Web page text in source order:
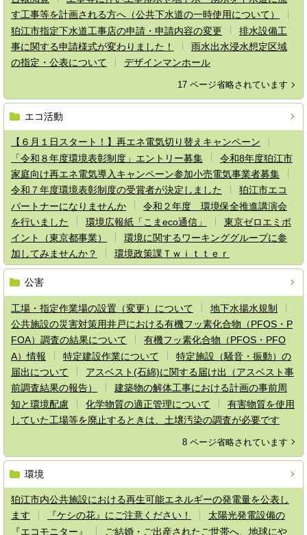
す工事等を計画される方へ（公共下水道の一時使用について）
狛江市指定下水道工事店の申請・申請内容の変更
排水設備工
事に関する申請様式が変わりました！
雨水出水浸水想定区域
の指定・公表について
デザインマンホール
17 ページ省略されています
エコ活動
【６月１日スタート！】再エネ電気切り替えキャンペーン
「令和８年度環境表彰制度」エントリー募集
令和8年度狛江市
家庭向け再エネ電気導入キャンペーン参加小売電気事業者募集
令和７年度環境表彰制度の受賞者が決定しました
狛江市エコ
パートナーになりませんか
令和２年度 環境保全推進講演会
を行いました
環境広報紙「こまeco通信」
東京ゼロエミポ
イント（東京都事業）
環境に関するワーキンググループに参
加してみませんか？
環境政策課Ｔｗｉｔｔｅｒ
公害
工場・指定作業場の設置（変更）について
地下水揚水規制
公共施設の災害対策用井戸における有機フッ素化合物（PFOS・P
FOA）調査の結果について
有機フッ素化合物（PFOS・PFO
A）情報
特定建設作業について
特定施設（騒音・振動）の
届出について
アスベスト(石綿)に関する届け出（アスベスト事
前調査結果の報告）
建築物の解体工事における計画の事前周
知と環境配慮
化学物質の適正管理について
有害物質を使用
していた工場等を廃止するときは、土壌汚染の調査が必要です
8 ページ省略されています
環境
狛江市内公共施設における再生可能エネルギーの発電量を公表し
ます
『ケシの花』にご注意ください！
太陽光発電設備の
『エコモニター』
ご結婚・ご出産されたご世帯へ、地球にや